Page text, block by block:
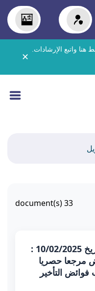
هنا واتبع الإرشادات.
✕
33
قرار تعقيبي عدد 74683 بتاريخ 10/02/2025 :
مرجعا حصريا
التأخير